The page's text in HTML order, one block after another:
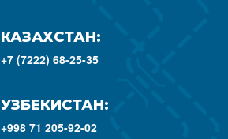
КАЗАХСТАН:
+7 (7222) 68-25-35
УЗБЕКИСТАН:
+998 71 205-92-02